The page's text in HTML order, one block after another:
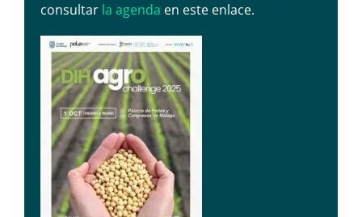
consultar la agenda en este enlace.